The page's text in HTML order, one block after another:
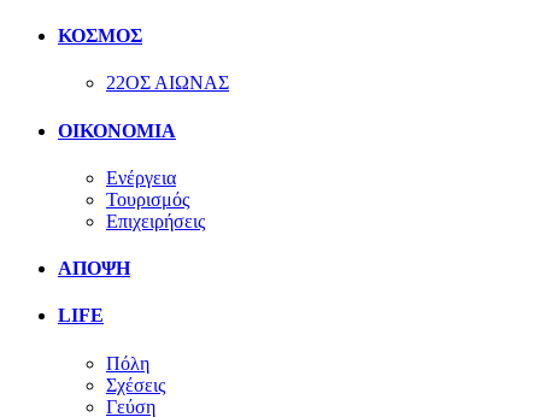
ΚΟΣΜΟΣ
22ΟΣ ΑΙΩΝΑΣ
ΟΙΚΟΝΟΜΙΑ
Ενέργεια
Τουρισμός
Επιχειρήσεις
ΑΠΟΨΗ
LIFE
Πόλη
Σχέσεις
Γεύση